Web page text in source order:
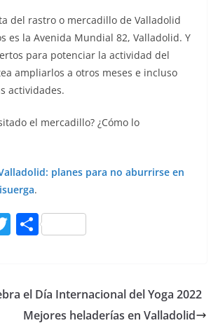
del rastro o mercadillo de Valladolid
es la Avenida Mundial 82, Valladolid. Y
para potenciar la actividad del
ampliarlos a otros meses e incluso
actividades.
el mercadillo? ¿Cómo lo
planes para no aburrirse en
.
T
er
C
p
ar
el Día Internacional del Yoga 2022
Mejores heladerías en Valladolid